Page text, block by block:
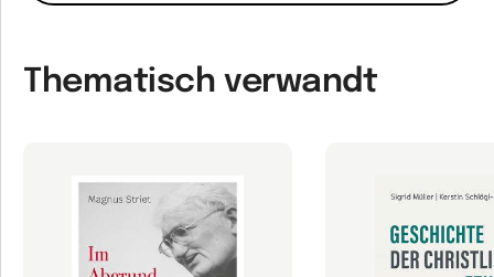
Thematisch verwandt